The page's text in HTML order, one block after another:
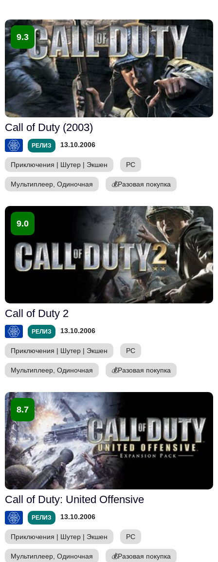
9.3
Call of Duty (2003)
РЕЛИЗ 13.10.2006
Приключения | Шутер | Экшен PC
Мультиплеер, Одиночная 💰Разовая покупка
9.0
Call of Duty 2
РЕЛИЗ 13.10.2006
Приключения | Шутер | Экшен PC
Мультиплеер, Одиночная 💰Разовая покупка
8.7
Call of Duty: United Offensive
РЕЛИЗ 13.10.2006
Приключения | Шутер | Экшен PC
Мультиплеер, Одиночная 💰Разовая покупка